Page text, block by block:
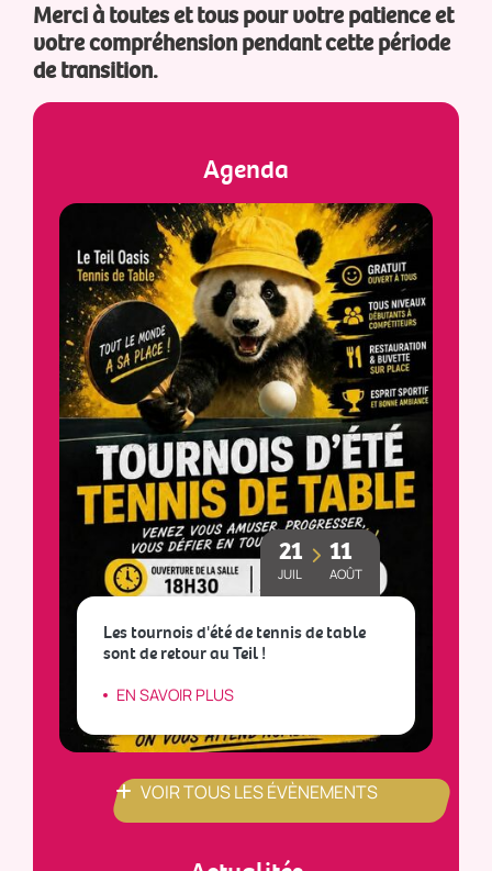
Merci à toutes et tous pour votre patience et
votre compréhension pendant cette période
de transition.
Agenda
21
JUIL
11
AOÛT
Les tournois d'été de tennis de table
sont de retour au Teil !
EN SAVOIR PLUS
VOIR TOUS LES ÉVÈNEMENTS